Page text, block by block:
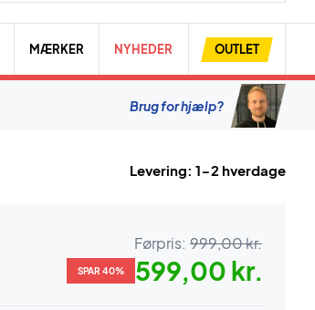
MÆRKER NYHEDER OUTLET
Brug for hjælp?
Levering: 1-2 hverdage
Førpris: 999,00 kr.
SPAR 40% 599,00 kr.